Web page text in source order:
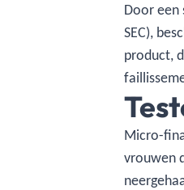
Door een
SEC),
product,
Micro-
vrouwen